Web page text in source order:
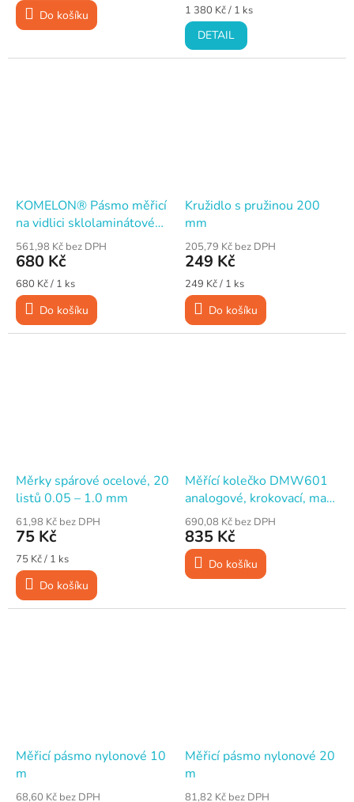
Do košíku
Měrná
cena:
1 380 Kč / 1 ks
DETAIL
KOMELON® Pásmo měřicí
na vidlici sklolaminátové
50 m
561,98 Kč bez DPH
680 Kč
Měrná
cena:
680 Kč / 1 ks
Do košíku
Kružidlo s pružinou 200
mm
205,79 Kč bez DPH
249 Kč
Měrná
cena:
249 Kč / 1 ks
Do košíku
Měrky spárové ocelové, 20
listů 0.05 – 1.0 mm
61,98 Kč bez DPH
75 Kč
Měrná
cena:
75 Kč / 1 ks
Do košíku
Měřící kolečko DMW601
analogové, krokovací, max.
99999,9 m
690,08 Kč bez DPH
835 Kč
Do košíku
Měřicí pásmo nylonové 10
m
68,60 Kč bez DPH
Měřicí pásmo nylonové 20
m
81,82 Kč bez DPH